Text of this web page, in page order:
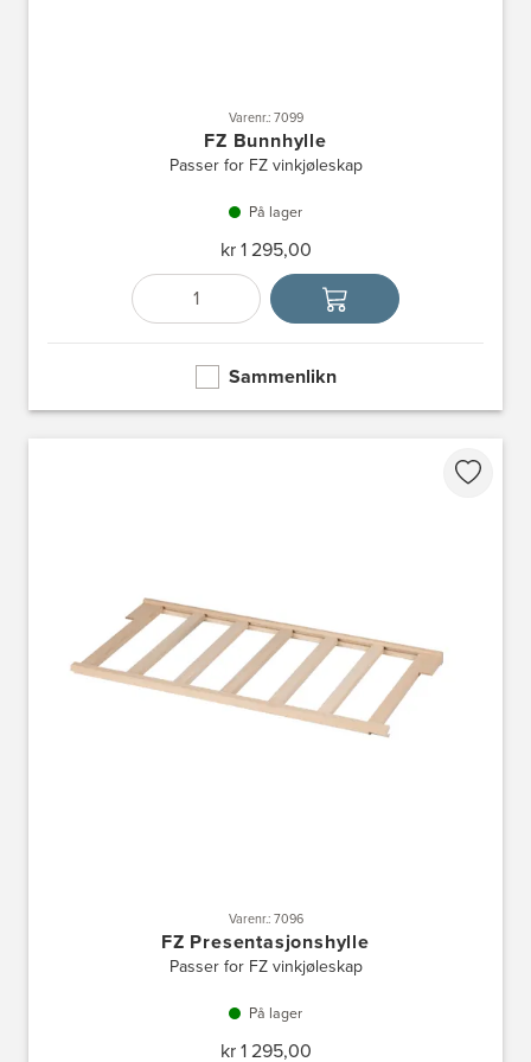
Varenr.: 7099
FZ Bunnhylle
Passer for FZ vinkjøleskap
På lager
kr 1 295,00
Antall
Velg enhet
Sammenlikn
Varenr.: 7096
FZ Presentasjonshylle
Passer for FZ vinkjøleskap
På lager
kr 1 295,00